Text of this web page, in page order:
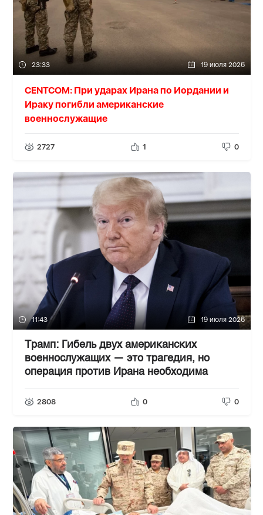
23:33 19 июля 2026
CENTCOM: При ударах Ирана по Иордании и
Ираку погибли американские
военнослужащие
2727 1 0
11:43 19 июля 2026
Трамп: Гибель двух американских
военнослужащих — это трагедия, но
операция против Ирана необходима
2808 0 0